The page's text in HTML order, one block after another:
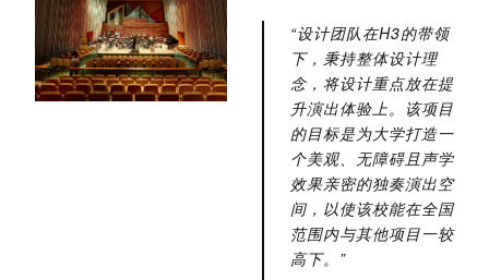
“设计团队在H3的带领
下，秉持整体设计理
念，将设计重点放在提
升演出体验上。该项目
的目标是为大学打造一
个美观、无障碍且声学
效果亲密的独奏演出空
间，以使该校能在全国
范围内与其他项目一较
高下。”